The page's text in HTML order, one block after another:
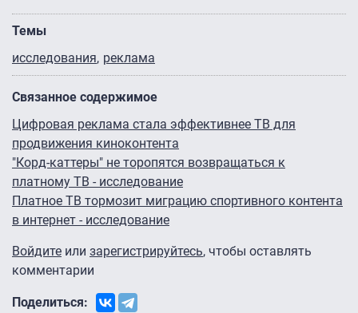
Темы
исследования реклама
Связанное содержимое
Цифровая реклама стала эффективнее ТВ для
продвижения киноконтента
"Корд-каттеры" не торопятся возвращаться к
платному ТВ - исследование
Платное ТВ тормозит миграцию спортивного контента
в интернет - исследование
Войдите или зарегистрируйтесь, чтобы оставлять
комментарии
Поделиться: